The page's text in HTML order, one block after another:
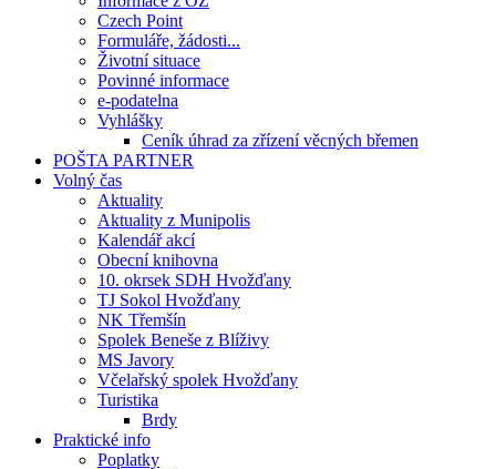
Czech Point
Formuláře, žádosti...
Životní situace
Povinné informace
e-podatelna
Vyhlášky
Ceník úhrad za zřízení věcných břemen
POŠTA PARTNER
Volný čas
Aktuality
Aktuality z Munipolis
Kalendář akcí
Obecní knihovna
10. okrsek SDH Hvožďany
TJ Sokol Hvožďany
NK Třemšín
Spolek Beneše z Blíživy
MS Javory
Včelařský spolek Hvožďany
Turistika
Brdy
Praktické info
Poplatky